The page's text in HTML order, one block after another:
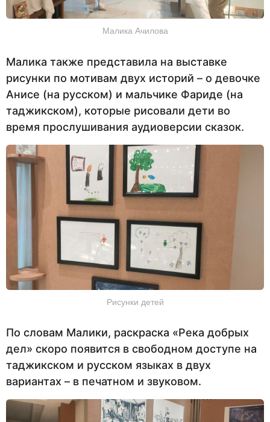
Малика Ачилова
Малика также представила на выставке
рисунки по мотивам двух историй – о девочке
Анисе (на русском) и мальчике Фариде (на
таджикском), которые рисовали дети во
время прослушивания аудиоверсии сказок.
Рисунки детей
По словам Малики, раскраска «Река добрых
дел» скоро появится в свободном доступе на
таджикском и русском языках в двух
вариантах – в печатном и звуковом.